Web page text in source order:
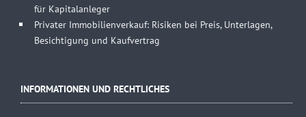
für Kapitalanleger
Privater Immobilienverkauf: Risiken bei Preis, Unterlagen,
Besichtigung und Kaufvertrag
INFORMATIONEN UND RECHTLICHES